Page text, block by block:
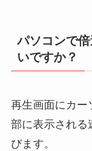
パソコンで
いですか？
再生画面にカー
部に表示される
びます。